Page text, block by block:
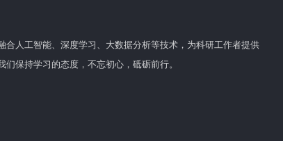
合人工智能、深度学习、大数据分析等技术，为科研工作者提供
保持学习的态度，不忘初心，砥砺前行。